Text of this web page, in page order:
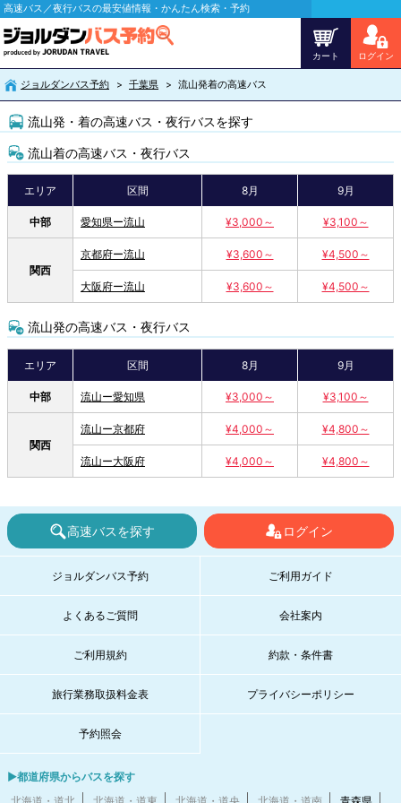
高速バス／夜行バスの最安値情報・かんたん検索・予約
カート ログイン
ジョルダンバス予約 千葉県 流山発着の高速バス
流山発・着の高速バス・夜行バスを探す
流山着の高速バス・夜行バス
エリア 区間 8月 9月
中部 愛知県ー流山 ¥3,000～ ¥3,100～
関西
京都府ー流山 ¥3,600～ ¥4,500～
大阪府ー流山 ¥3,600～ ¥4,500～
流山発の高速バス・夜行バス
エリア 区間 8月 9月
中部 流山ー愛知県 ¥3,000～ ¥3,100～
関西
流山ー京都府 ¥4,000～ ¥4,800～
流山ー大阪府 ¥4,000～ ¥4,800～
高速バスを探す ログイン
ジョルダンバス予約 ご利用ガイド
よくあるご質問 会社案内
ご利用規約 約款・条件書
旅行業務取扱料金表 プライバシーポリシー
予約照会
▶都道府県からバスを探す